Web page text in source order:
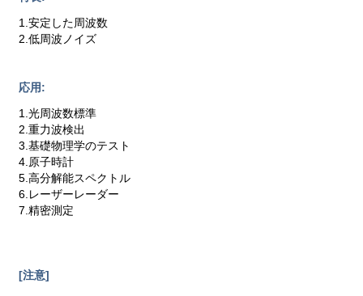
1.安定した周波数
2.低周波ノイズ
応用:
1.光周波数標準
2.重力波検出
3.基礎物理学のテスト
4.原子時計
5.高分解能スペクトル
6.レーザーレーダー
7.精密測定
[注意]